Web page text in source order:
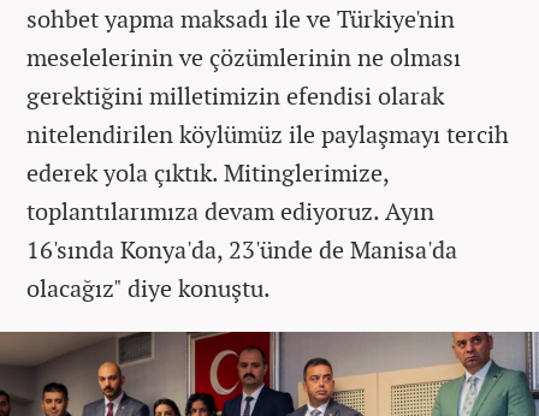
sohbet yapma maksadı ile ve Türkiye'nin
meselelerinin ve çözümlerinin ne olması
gerektiğini milletimizin efendisi olarak
nitelendirilen köylümüz ile paylaşmayı tercih
ederek yola çıktık. Mitinglerimize,
toplantılarımıza devam ediyoruz. Ayın
16'sında Konya'da, 23'ünde de Manisa'da
olacağız" diye konuştu.